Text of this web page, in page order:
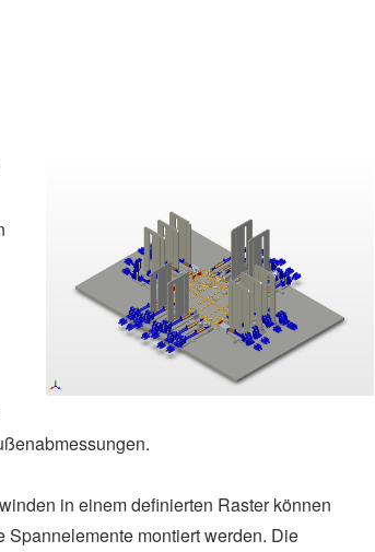
in einem definierten Raster können
montiert werden. Die